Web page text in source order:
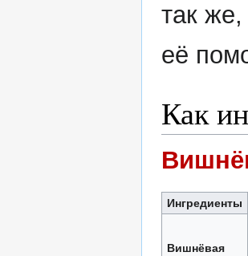
так
её
Как
Ингредиенты
Вишнёвая